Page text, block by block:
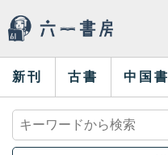
新刊 古書 中国書